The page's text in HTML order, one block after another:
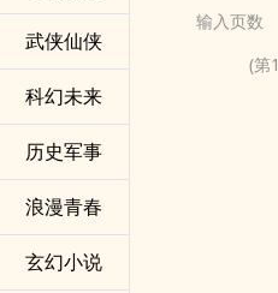
武侠仙侠
科幻未来
历史军事
浪漫青春
玄幻小说
输入页数
(第1